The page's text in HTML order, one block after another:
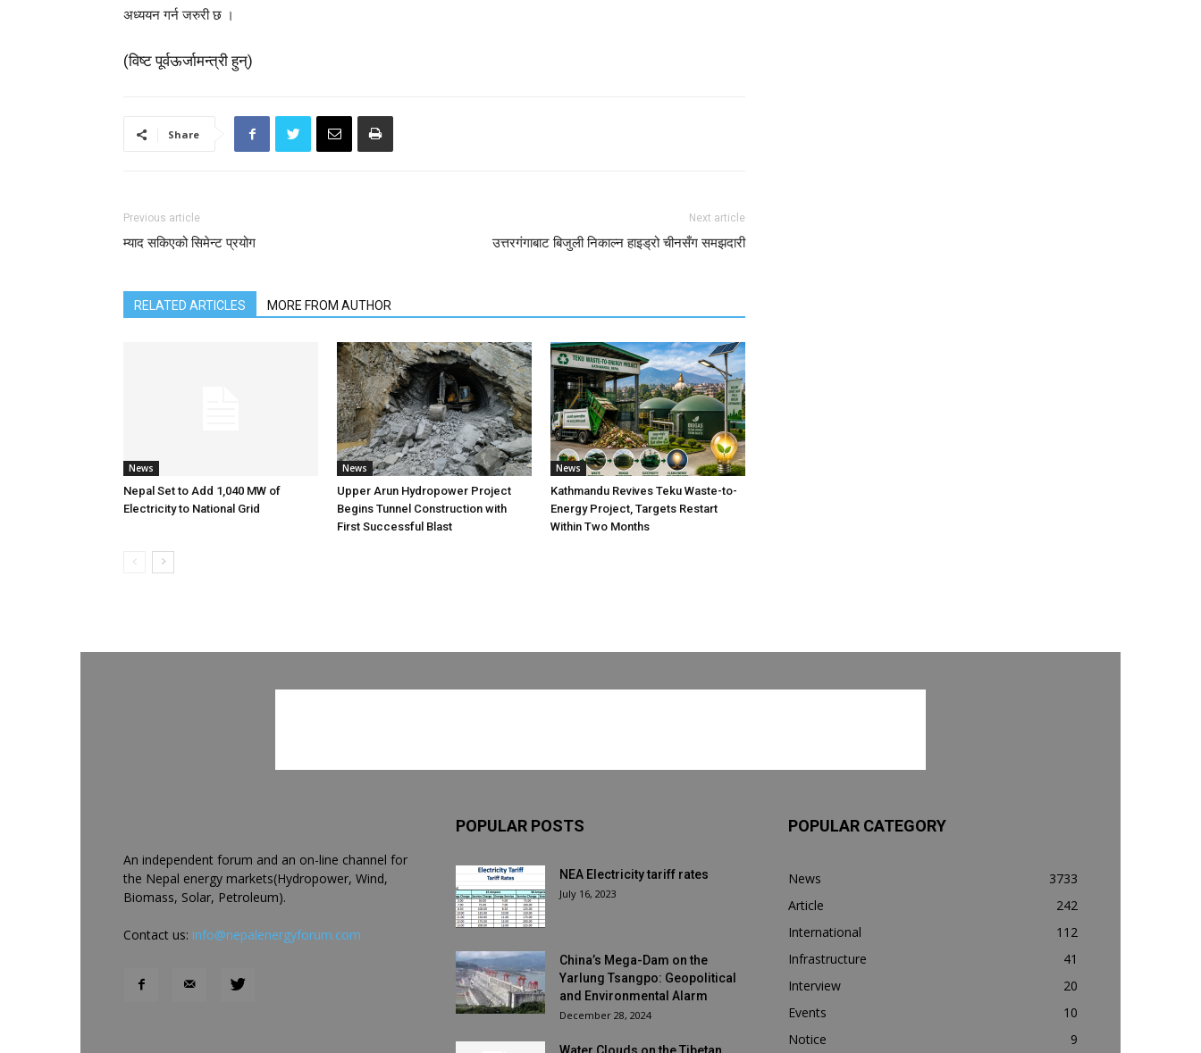
अध्ययन गर्न जरुरी छ ।
(विष्ट पूर्वऊर्जामन्त्री हुन्)
Share
Previous article
म्याद सकिएको सिमेन्ट प्रयोग
Next article
उत्तरगंगाबाट बिजुली निकाल्न हाइड्रो चीनसँग समझदारी
RELATED ARTICLES MORE FROM AUTHOR
News
Nepal Set to Add 1,040 MW of
Electricity to National Grid
News
Upper Arun Hydropower Project
Begins Tunnel Construction with
First Successful Blast
News
Kathmandu Revives Teku Waste-to-
Energy Project, Targets Restart
Within Two Months
An independent forum and an on-line channel for
the Nepal energy markets(Hydropower, Wind,
Biomass, Solar, Petroleum).
Contact us: info@nepalenergyforum.com
POPULAR POSTS
NEA Electricity tariff rates
July 16, 2023
China’s Mega-Dam on the
Yarlung Tsangpo: Geopolitical
and Environmental Alarm
December 28, 2024
POPULAR CATEGORY
News
3733
Article
242
International
112
Infrastructure
41
Interview
20
Events
10
Notice
9